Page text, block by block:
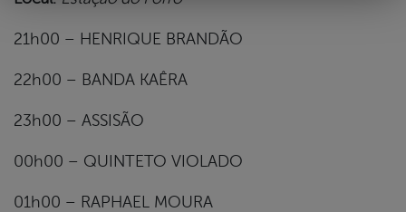
21h00 – HENRIQUE BRANDÃO
22h00 – BANDA KAÊRA
23h00 – ASSISÃO
00h00 – QUINTETO VIOLADO
01h00 – RAPHAEL MOURA